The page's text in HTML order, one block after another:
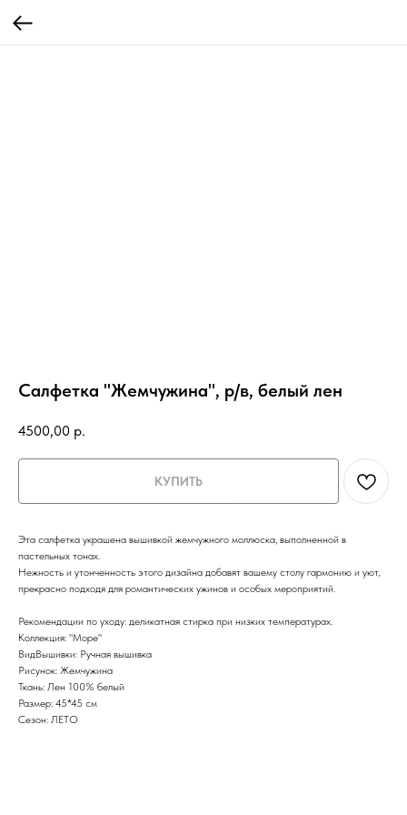
Салфетка "Жемчужина", р/в, белый лен
4500,00 р.
КУПИТЬ
Эта салфетка украшена вышивкой жемчужного моллюска, выполненной в
пастельных тонах.
Нежность и утонченность этого дизайна добавят вашему столу гармонию и уют,
прекрасно подходя для романтических ужинов и особых мероприятий.
Рекомендации по уходу: деликатная стирка при низких температурах.
Коллекция: "Море"
ВидВышивки: Ручная вышивка
Рисунок: Жемчужина
Ткань: Лен 100% белый
Размер: 45*45 см
Сезон: ЛЕТО